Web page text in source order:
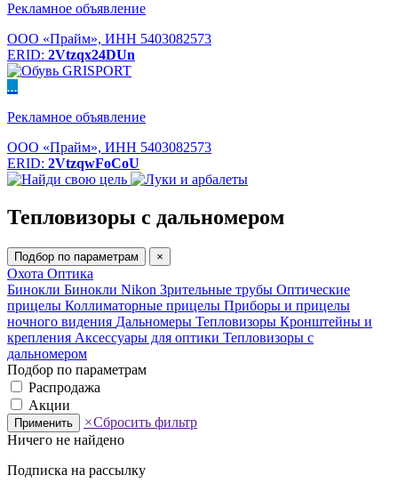
Рекламное объявление
ООО «Прайм», ИНН 5403082573
ERID: 2Vtzqx24DUn
...
Рекламное объявление
ООО «Прайм», ИНН 5403082573
ERID: 2VtzqwFoCoU
Тепловизоры с дальномером
Подбор по параметрам ×
Охота Оптика
Бинокли Бинокли Nikon Зрительные трубы Оптические
прицелы Коллиматорные прицелы Приборы и прицелы
ночного видения Дальномеры Тепловизоры Кронштейны и
крепления Аксессуары для оптики Тепловизоры с
дальномером
Подбор по параметрам
Распродажа
Акции
Применить ×Сбросить фильтр
Ничего не найдено
Подписка на рассылку